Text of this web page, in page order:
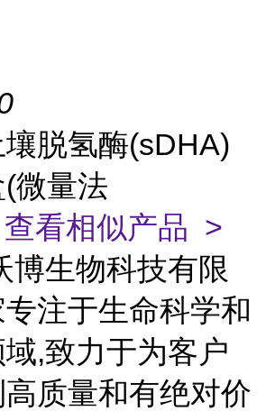
脱氢酶(sDHA)
微量法
查看相似产品 >
博生物科技有限
注于生命科学和
,致力于为客户
质量和有绝对价